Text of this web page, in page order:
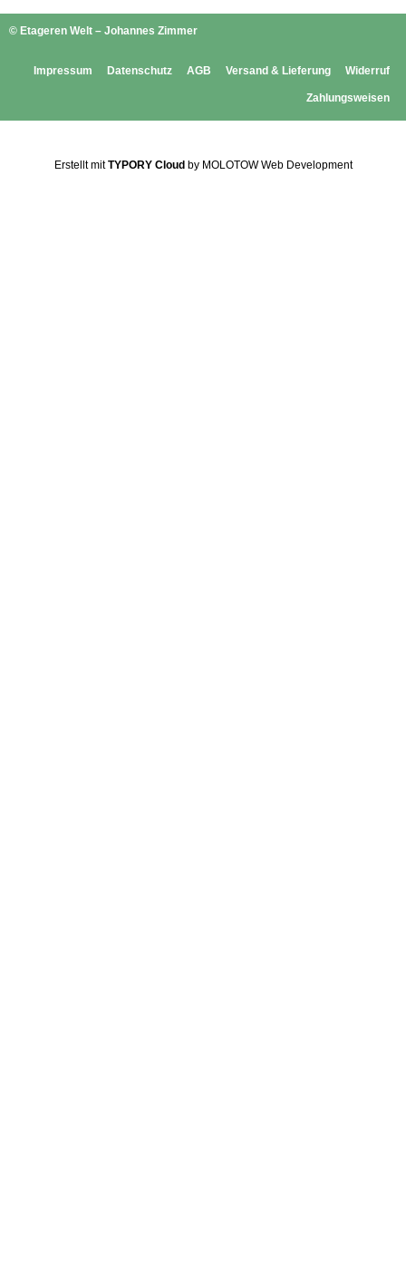
© Etageren Welt – Johannes Zimmer
Impressum Datenschutz AGB Versand & Lieferung Widerruf
Zahlungsweisen
Erstellt mitTYPORY Cloud by MOLOTOW Web Development